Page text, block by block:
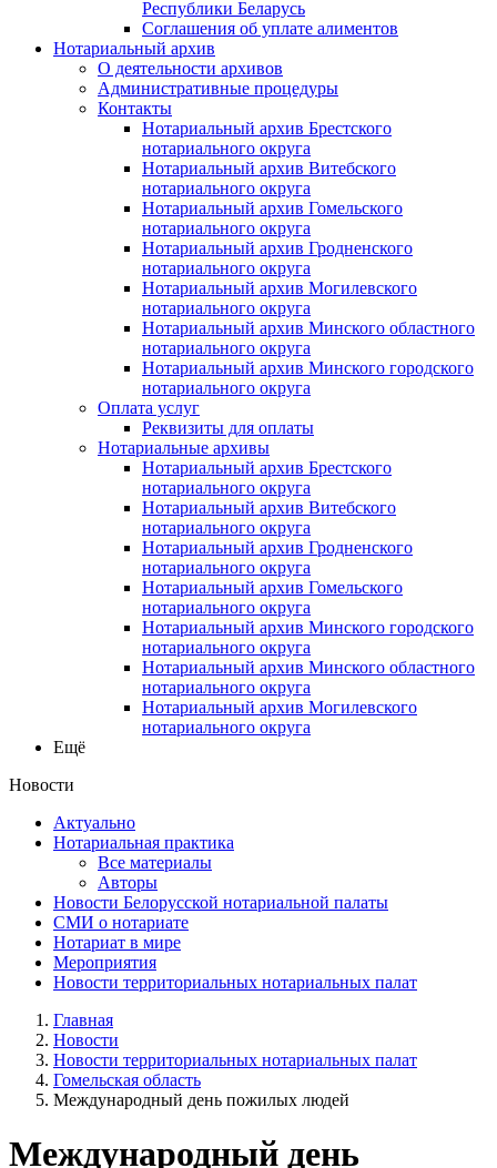
Республики Беларусь
Соглашения об уплате алиментов
Нотариальный архив
О деятельности архивов
Административные процедуры
Контакты
Нотариальный архив Брестского
нотариального округа
Нотариальный архив Витебского
нотариального округа
Нотариальный архив Гомельского
нотариального округа
Нотариальный архив Гродненского
нотариального округа
Нотариальный архив Могилевского
нотариального округа
Нотариальный архив Минского областного
нотариального округа
Нотариальный архив Минского городского
нотариального округа
Оплата услуг
Реквизиты для оплаты
Нотариальные архивы
Нотариальный архив Брестского
нотариального округа
Нотариальный архив Витебского
нотариального округа
Нотариальный архив Гродненского
нотариального округа
Нотариальный архив Гомельского
нотариального округа
Нотариальный архив Минского городского
нотариального округа
Нотариальный архив Минского областного
нотариального округа
Нотариальный архив Могилевского
нотариального округа
Ещё
Новости
Актуально
Нотариальная практика
Все материалы
Авторы
Новости Белорусской нотариальной палаты
СМИ о нотариате
Нотариат в мире
Мероприятия
Новости территориальных нотариальных палат
Главная
Новости
Новости территориальных нотариальных палат
Гомельская область
Международный день пожилых людей
Международный день